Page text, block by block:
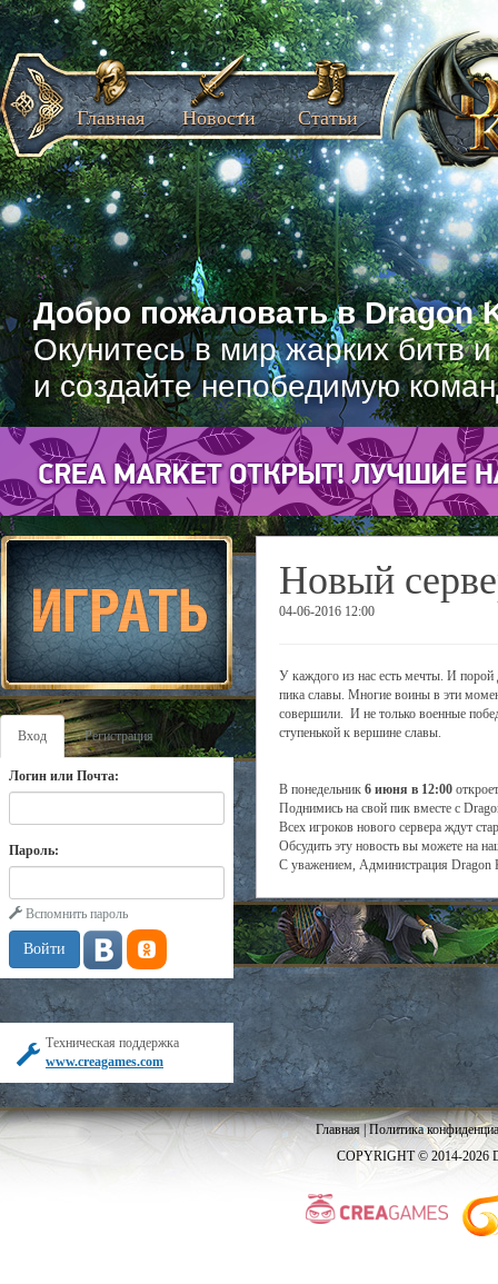
Добро пожаловать в Dragon
Окунитесь в мир жарких битв
и создайте непобедимую
Главная Новости Статьи
Вход Регистрация
Логин или Почта:
Пароль:
Вспомнить пароль
Техническая поддержка
www.creagames.com
Новый
04-06-2016 12:00
У каждого из нас есть мечты. И порой
пика славы. Многие воины в эти
совершили. И не только военные
ступенькой к вершине славы.
В понедельник 6 июня в 12:00
Поднимись на свой пик вместе с
Всех игроков нового сервера ждут
Обсудить эту новость вы можете на
С уважением, Администрация Dragon
Главная|Политика
COPYRIGHT © 2014-2026